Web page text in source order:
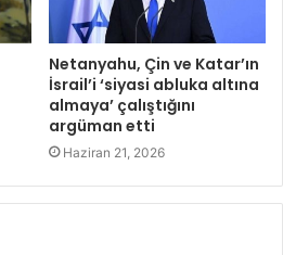
Netanyahu, Çin ve Katar’ın
İsrail’i ‘siyasi abluka altına
almaya’ çalıştığını
argüman etti
Haziran 21, 2026